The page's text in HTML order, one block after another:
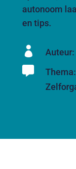
autonoom
en tips.

 Thema: